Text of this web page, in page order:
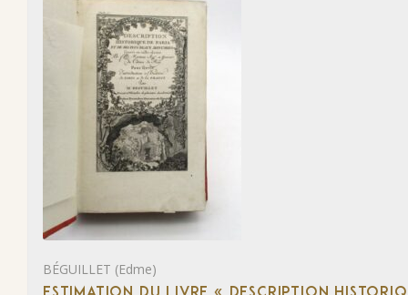
BÉGUILLET (Edme)